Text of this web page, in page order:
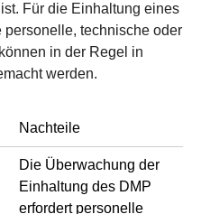
Für die Einhaltung eines
technische oder
in der Regel in
werden.
Nachteile
Die Überwachung der
Einhaltung des DMP
erfordert personelle